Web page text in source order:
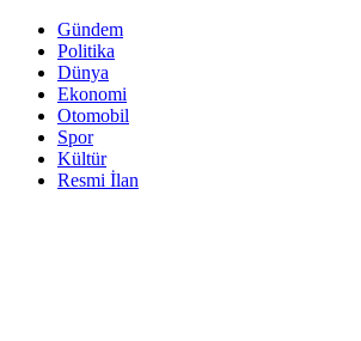
Gündem
Politika
Dünya
Ekonomi
Otomobil
Spor
Kültür
Resmi İlan